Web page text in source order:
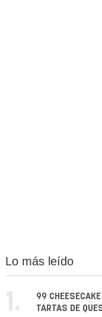
Lo más leído
1.
99
TARTAS DE